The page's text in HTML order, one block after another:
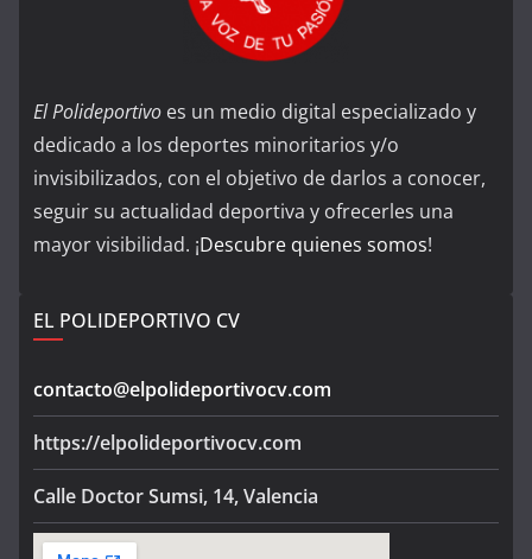
El Polideportivo es un medio digital especializado y
dedicado a los deportes minoritarios y/o
invisibilizados, con el objetivo de darlos a conocer,
seguir su actualidad deportiva y ofrecerles una
mayor visibilidad. ¡Descubre quienes somos!
EL POLIDEPORTIVO CV
contacto@elpolideportivocv.com
https://elpolideportivocv.com
Calle Doctor Sumsi, 14, Valencia